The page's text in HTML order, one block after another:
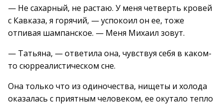
— Не сахарный, не растаю. У меня четверть кровей
с Кавказа, я горячий, — успокоил он ее, тоже
отпивая шампанское. — Меня Михаил зовут.
— Татьяна, — ответила она, чувствуя себя в каком-
то сюрреалистическом сне.
Она только что из одиночества, нищеты и холода
оказалась с приятным человеком, ее окутало тепло